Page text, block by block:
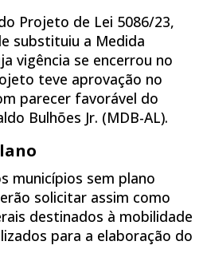
Projeto de Lei 5086/23,
substituiu a Medida
vigência se encerrou no
teve aprovação no
parecer favorável do
Bulhões Jr. (MDB-AL).
municípios sem plano
solicitar assim como
destinados à mobilidade
para a elaboração do